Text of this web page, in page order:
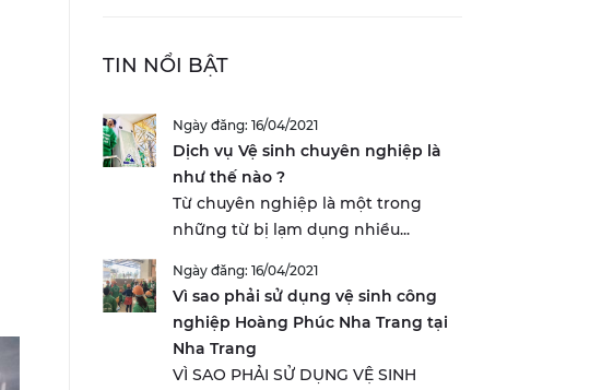
TIN NỔI BẬT
Ngày đăng: 16/04/2021
Dịch vụ Vệ sinh chuyên nghiệp là
như thế nào ?
Từ chuyên nghiệp là một trong
những từ bị lạm dụng nhiều...
Ngày đăng: 16/04/2021
Vì sao phải sử dụng vệ sinh công
nghiệp Hoàng Phúc Nha Trang tại
Nha Trang
VÌ SAO PHẢI SỬ DỤNG VỆ SINH